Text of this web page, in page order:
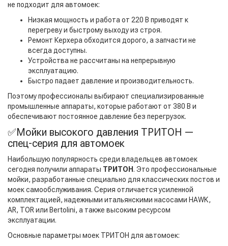
не подходит для автомоек:
Низкая мощность и работа от 220 В приводят к
перегреву и быстрому выходу из строя.
Ремонт Керхера обходится дорого, а запчасти не
всегда доступны.
Устройства не рассчитаны на непрерывную
эксплуатацию.
Быстро падает давление и производительность.
Поэтому профессионалы выбирают специализированные
промышленные аппараты, которые работают от 380 В и
обеспечивают постоянное давление без перегрузок.
✅Мойки высокого давления ТРИТОН —
спец-серия для автомоек
Наибольшую популярность среди владельцев автомоек
сегодня получили аппараты ТРИТОН. Это профессиональные
мойки, разработанные специально для классических постов и
моек самообслуживания. Серия отличается усиленной
комплектацией, надежными итальянскими насосами HAWK,
AR, TOR или Bertolini, а также высоким ресурсом
эксплуатации.
Основные параметры моек ТРИТОН для автомоек: